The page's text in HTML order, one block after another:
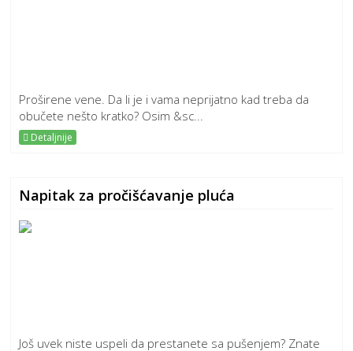
Proširene vene. Da li je i vama neprijatno kad treba da
obučete nešto kratko? Osim &sc...
Detaljnije
Napitak za pročišćavanje pluća
Još uvek niste uspeli da prestanete sa pušenjem? Znate